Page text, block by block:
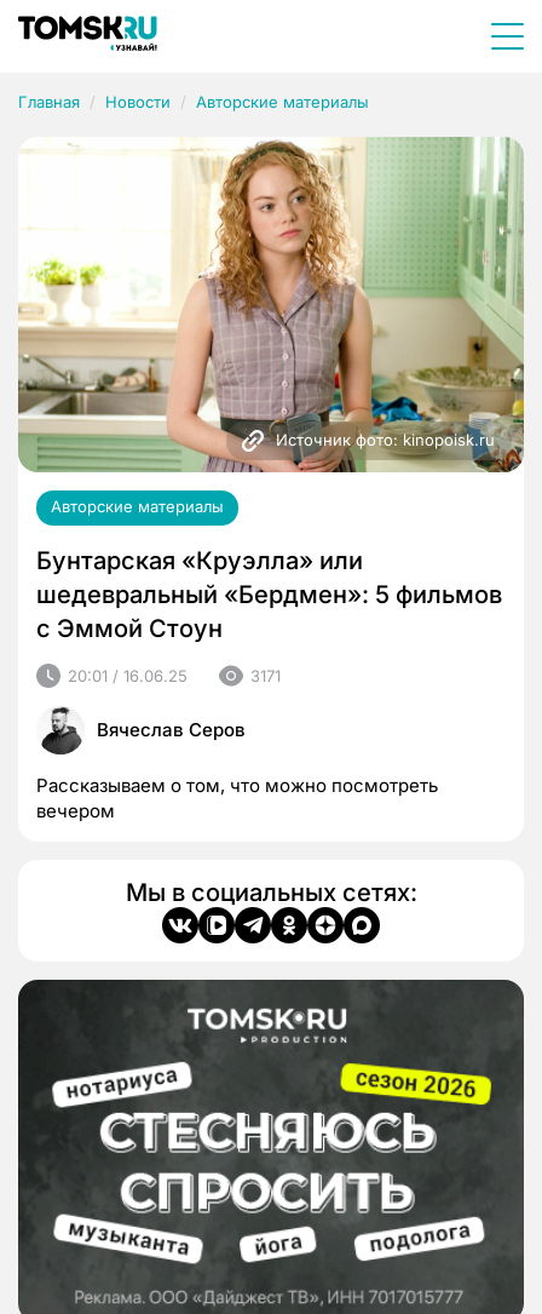
Главная Новости Авторские материалы
Источник фото: kinopoisk.ru
Авторские материалы
Бунтарская «Круэлла» или
шедевральный «Бердмен»: 5 фильмов
с Эммой Стоун
20:01 / 16.06.25 3171
Вячеслав Серов
Рассказываем о том, что можно посмотреть
вечером
Мы в социальных сетях: